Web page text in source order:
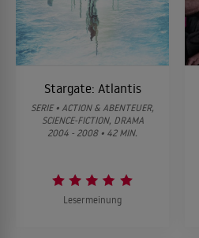
Stargate: Atlantis
SERIE • ACTION & ABENTEUER,
SCIENCE-FICTION, DRAMA
2004 - 2008 • 42 MIN.
Lesermeinung